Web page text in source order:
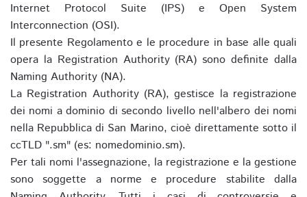
Internet Protocol Suite (IPS) e Open System
Interconnection (OSI).
Il presente Regolamento e le procedure in base alle quali
opera la Registration Authority (RA) sono definite dalla
Naming Authority (NA).
La Registration Authority (RA), gestisce la registrazione
dei nomi a dominio di secondo livello nell'albero dei nomi
nella Repubblica di San Marino, cioè direttamente sotto il
ccTLD ".sm" (es: nomedominio.sm).
Per tali nomi l'assegnazione, la registrazione e la gestione
sono soggette a norme e procedure stabilite dalla